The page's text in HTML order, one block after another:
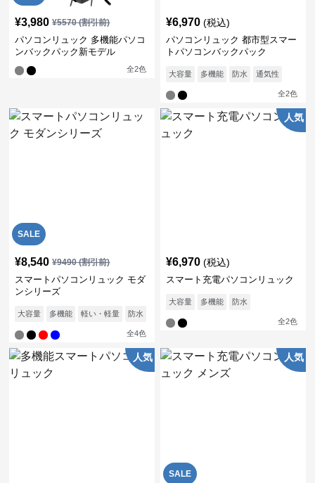
¥3,980 ¥5570(割引前)
パソコンリュック 多機能パソコ
ンバックパック新モデル
全2色
¥6,970 (税込)
パソコンリュック 都市型スマー
トパソコンバックパック
大容量 多機能 防水 通気性
全2色
SALE
¥8,540 ¥9490(割引前)
スマートパソコンリュック モダ
ンシリーズ
大容量 多機能 軽い・軽量 防水
全4色
人気
¥6,970 (税込)
スマート充電パソコンリュック
大容量 多機能 防水
全2色
人気
SALE
人気